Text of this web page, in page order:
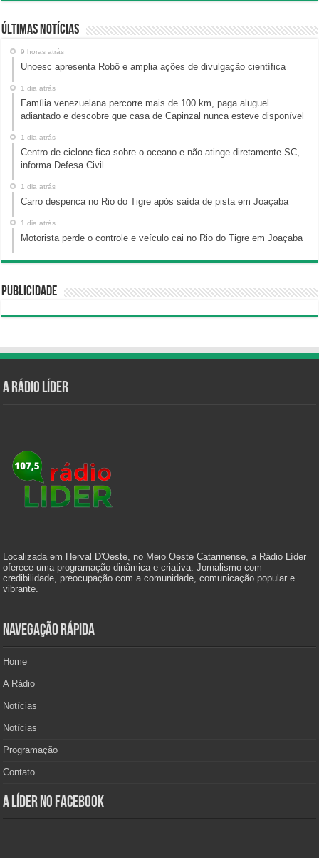
Últimas Notícias
9 horas atrás
Unoesc apresenta Robô e amplia ações de divulgação científica
1 dia atrás
Família venezuelana percorre mais de 100 km, paga aluguel
adiantado e descobre que casa de Capinzal nunca esteve disponível
1 dia atrás
Centro de ciclone fica sobre o oceano e não atinge diretamente SC,
informa Defesa Civil
1 dia atrás
Carro despenca no Rio do Tigre após saída de pista em Joaçaba
1 dia atrás
Motorista perde o controle e veículo cai no Rio do Tigre em Joaçaba
Publicidade
A Rádio Líder
Localizada em Herval D'Oeste, no Meio Oeste Catarinense, a Rádio Líder
oferece uma programação dinâmica e criativa. Jornalismo com
credibilidade, preocupação com a comunidade, comunicação popular e
vibrante.
Navegação Rápida
Home
A Rádio
Notícias
Notícias
Programação
Contato
A Líder no Facebook